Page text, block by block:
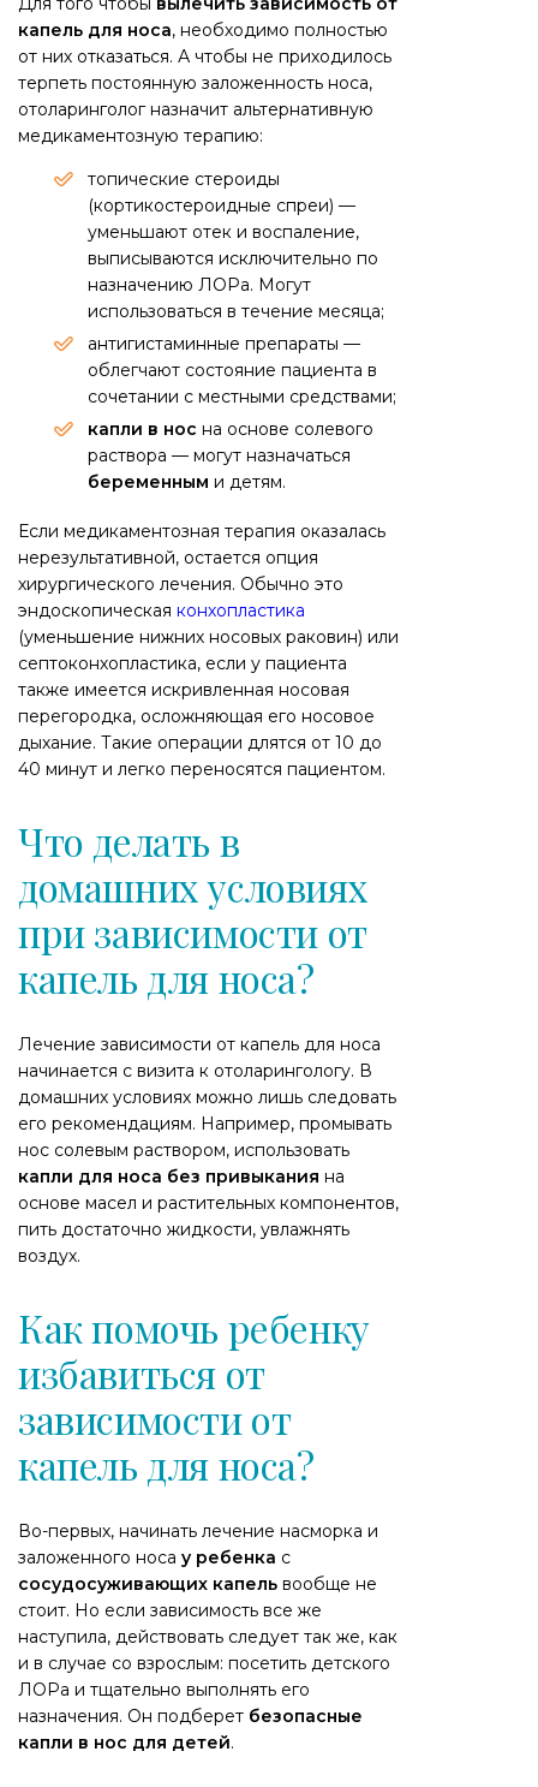
капель для носа, необходимо полностью
от них отказаться. А чтобы не приходилось
терпеть постоянную заложенность носа,
отоларинголог назначит альтернативную
медикаментозную терапию:
топические стероиды
(кортикостероидные спреи) —
уменьшают отек и воспаление,
выписываются исключительно по
назначению ЛОРа. Могут
использоваться в течение месяца;
антигистаминные препараты —
облегчают состояние пациента в
сочетании с местными средствами;
капли в нос на основе солевого
раствора — могут назначаться
беременным и детям.
Если медикаментозная терапия оказалась
нерезультативной, остается опция
хирургического лечения. Обычно это
эндоскопическая конхопластика
(уменьшение нижних носовых раковин) или
септоконхопластика, если у пациента
также имеется искривленная носовая
перегородка, осложняющая его носовое
дыхание. Такие операции длятся от 10 до
40 минут и легко переносятся пациентом.
Что делать в
домашних условиях
при зависимости от
капель для носа?
Лечение зависимости от капель для носа
начинается с визита к отоларингологу. В
домашних условиях можно лишь следовать
его рекомендациям. Например, промывать
нос солевым раствором, использовать
капли для носа без привыкания на
основе масел и растительных компонентов,
пить достаточно жидкости, увлажнять
воздух.
Как помочь ребенку
избавиться от
зависимости от
капель для носа?
Во-первых, начинать лечение насморка и
заложенного носа у ребенка с
сосудосуживающих капель вообще не
стоит. Но если зависимость все же
наступила, действовать следует так же, как
и в случае со взрослым: посетить детского
ЛОРа и тщательно выполнять его
назначения. Он подберет безопасные
капли в нос для детей.